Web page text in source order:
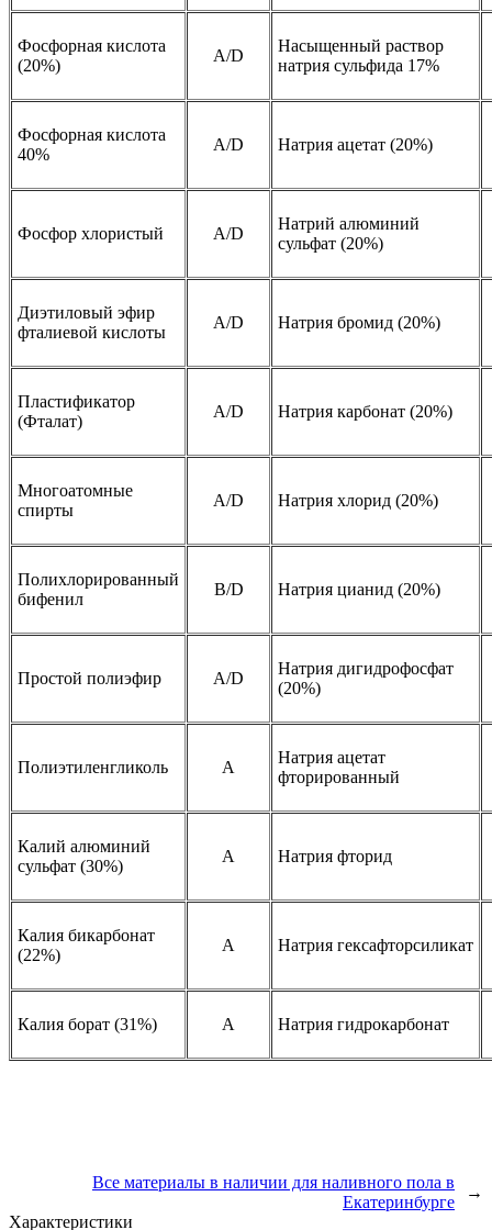
Фосфорная кислота
(20%)
A/D
Насыщенный раствор
натрия сульфида 17%
Фосфорная кислота
40%
A/D Натрия ацетат (20%)
Фосфор хлористый A/D
Натрий алюминий
сульфат (20%)
Диэтиловый эфир
фталиевой кислоты
A/D Натрия бромид (20%)
Пластификатор
(Фталат)
A/D Натрия карбонат (20%)
Многоатомные
спирты
A/D Натрия хлорид (20%)
Полихлорированный
бифенил
B/D Натрия цианид (20%)
Простой полиэфир A/D
Натрия дигидрофосфат
(20%)
Полиэтиленгликоль A
Натрия ацетат
фторированный
Калий алюминий
сульфат (30%)
A Натрия фторид
Калия бикарбонат
(22%)
A Натрия гексафторсиликат
Калия борат (31%) A Натрия гидрокарбонат
Все материалы в наличии для наливного пола в
Екатеринбурге
→
Характеристики